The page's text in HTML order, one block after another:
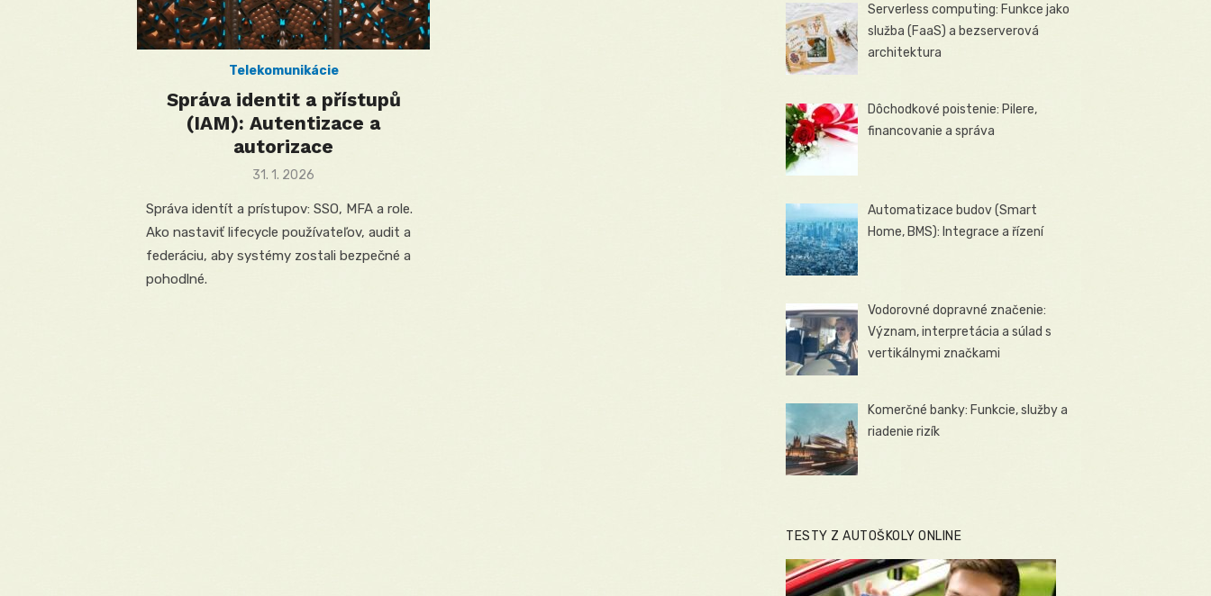
Telekomunikácie
Správa identit a přístupů
(IAM): Autentizace a
autorizace
Posted
31. 1. 2026
Správa identít a prístupov: SSO, MFA a role.
Ako nastaviť lifecycle používateľov, audit a
federáciu, aby systémy zostali bezpečné a
pohodlné.
Serverless computing: Funkce jako
služba (FaaS) a bezserverová
architektura
Dôchodkové poistenie: Pilere,
financovanie a správa
Automatizace budov (Smart
Home, BMS): Integrace a řízení
Vodorovné dopravné značenie:
Význam, interpretácia a súlad s
vertikálnymi značkami
Komerčné banky: Funkcie, služby a
riadenie rizík
TESTY Z AUTOŠKOLY ONLINE